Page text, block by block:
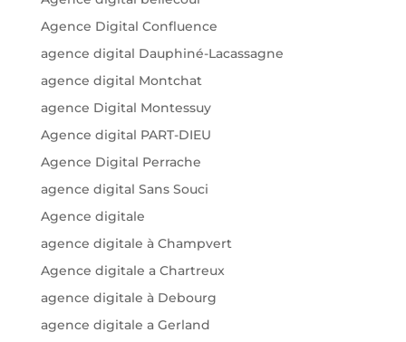
Agence Digital Confluence
agence digital Dauphiné-Lacassagne
agence digital Montchat
agence Digital Montessuy
Agence digital PART-DIEU
Agence Digital Perrache
agence digital Sans Souci
Agence digitale
agence digitale à Champvert
Agence digitale a Chartreux
agence digitale à Debourg
agence digitale a Gerland